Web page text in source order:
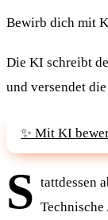
Bewirb dich mit
Die KI schreibt
und versendet
✨ Mit KI
S tattdessen